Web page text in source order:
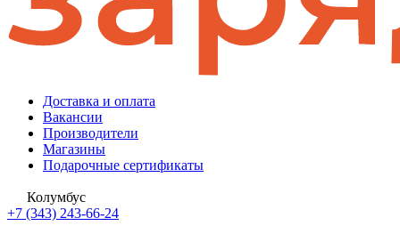
Доставка и оплата
Вакансии
Производители
Магазины
Подарочные сертификаты
Колумбус
+7 (343) 243-66-24